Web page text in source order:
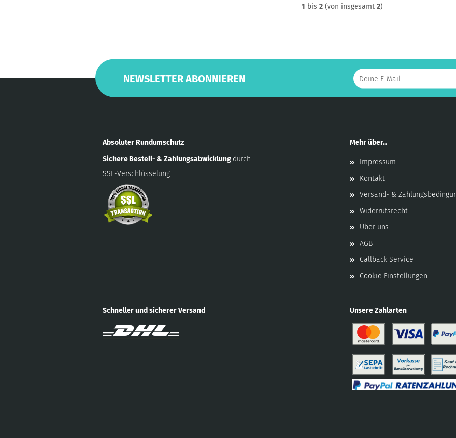
1 bis 2(von insgesamt 2)
NEWSLETTER ABONNIEREN
Absoluter Rundumschutz
Sichere Bestell- & Zahlungsabwicklung durch
SSL-Verschlüsselung
Mehr über...
Impressum
Kontakt
Versand- &
Widerrufsrecht
Über uns
AGB
Callback Service
Cookie Einstellungen
Schneller und sicherer Versand Unsere Zahlarten